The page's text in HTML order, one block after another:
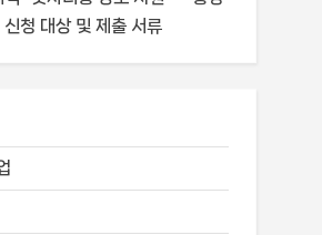
청 대상 및 제출 서류